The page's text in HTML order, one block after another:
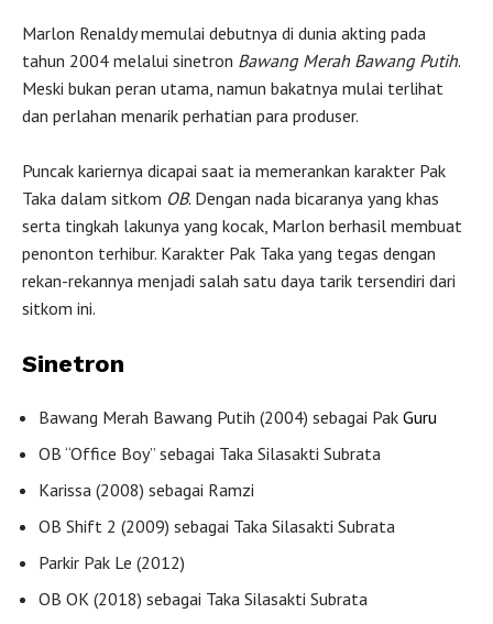
Marlon Renaldy memulai debutnya di dunia akting pada
tahun 2004 melalui sinetron Bawang Merah Bawang Putih.
Meski bukan peran utama, namun bakatnya mulai terlihat
dan perlahan menarik perhatian para produser.
Puncak kariernya dicapai saat ia memerankan karakter Pak
Taka dalam sitkom OB. Dengan nada bicaranya yang khas
serta tingkah lakunya yang kocak, Marlon berhasil membuat
penonton terhibur. Karakter Pak Taka yang tegas dengan
rekan-rekannya menjadi salah satu daya tarik tersendiri dari
sitkom ini.
Sinetron
Bawang Merah Bawang Putih (2004) sebagai Pak Guru
OB “Office Boy” sebagai Taka Silasakti Subrata
Karissa (2008) sebagai Ramzi
OB Shift 2 (2009) sebagai Taka Silasakti Subrata
Parkir Pak Le (2012)
OB OK (2018) sebagai Taka Silasakti Subrata